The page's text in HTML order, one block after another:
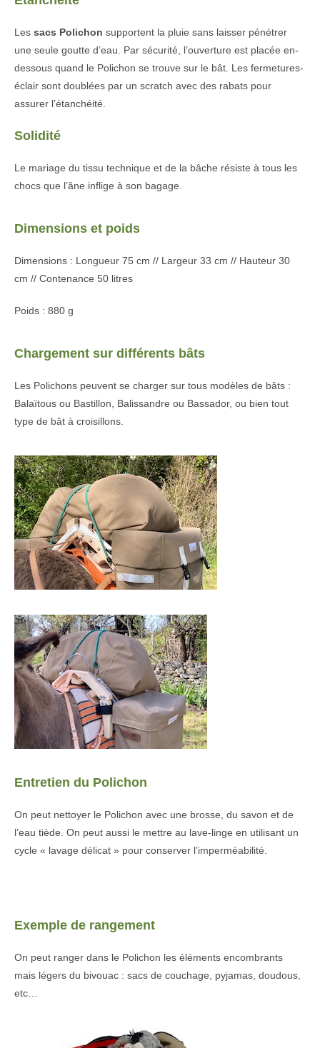
Les sacs Polichon supportent la pluie sans laisser pénétrer
une seule goutte d’eau. Par sécurité, l’ouverture est placée en-
dessous quand le Polichon se trouve sur le bât. Les fermetures-
éclair sont doublées par un scratch avec des rabats pour
assurer l’étanchéité.
Solidité
Le mariage du tissu technique et de la bâche résiste à tous les
chocs que l’âne inflige à son bagage.
Dimensions et poids
Dimensions : Longueur 75 cm // Largeur 33 cm // Hauteur 30
cm // Contenance 50 litres
Poids : 880 g
Chargement sur différents bâts
Les Polichons peuvent se charger sur tous modèles de bâts :
Balaïtous ou Bastillon, Balissandre ou Bassador, ou bien tout
type de bât à croisillons.
Entretien du Polichon
On peut nettoyer le Polichon avec une brosse, du savon et de
l’eau tiède. On peut aussi le mettre au lave-linge en utilisant un
cycle « lavage délicat » pour conserver l’imperméabilité.
Exemple de rangement
On peut ranger dans le Polichon les éléments encombrants
mais légers du bivouac : sacs de couchage, pyjamas, doudous,
etc…